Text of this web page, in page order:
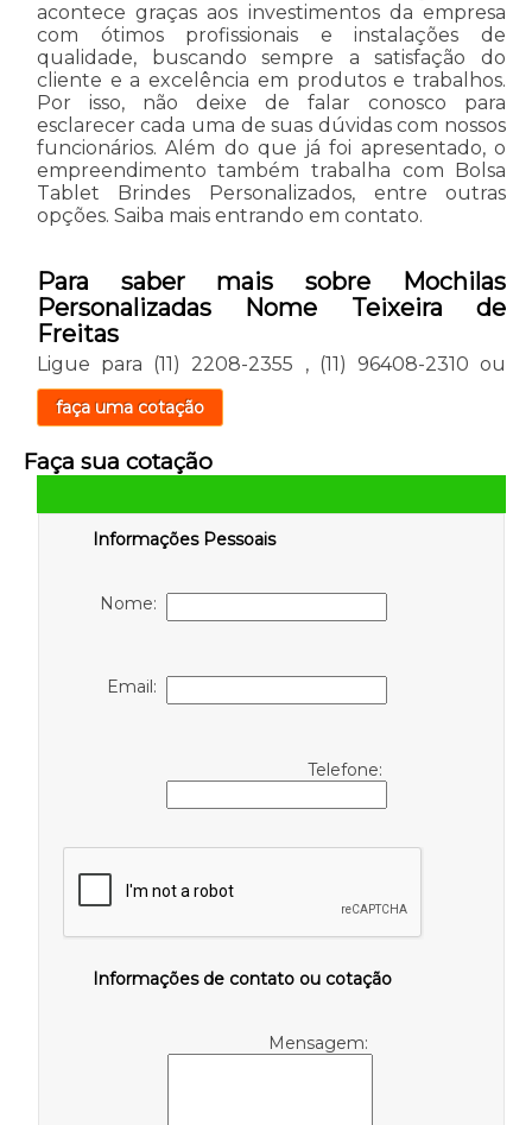
acontece graças aos investimentos da empresa
com ótimos profissionais e instalações de
qualidade, buscando sempre a satisfação do
cliente e a excelência em produtos e trabalhos.
Por isso, não deixe de falar conosco para
esclarecer cada uma de suas dúvidas com nossos
funcionários. Além do que já foi apresentado, o
empreendimento também trabalha com Bolsa
Tablet Brindes Personalizados, entre outras
opções. Saiba mais entrando em contato.
Para saber mais sobre Mochilas
Personalizadas Nome Teixeira de
Freitas
Ligue para (11) 2208-2355 , (11) 96408-2310 ou
faça uma cotação
Faça sua cotação
Informações Pessoais
Nome:
Email:
Telefone:
Informações de contato ou cotação
Mensagem: